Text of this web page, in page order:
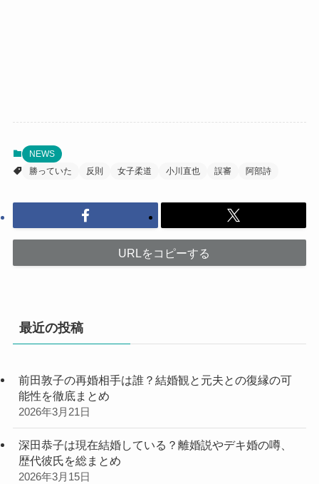
NEWS
勝っていた
反則 女子柔道 小川直也 誤審 阿部詩
URLをコピーする
最近の投稿
前田敦子の再婚相手は誰？結婚観と元夫との復縁の可
能性を徹底まとめ
2026年3月21日
深田恭子は現在結婚している？離婚説やデキ婚の噂、
歴代彼氏を総まとめ
2026年3月15日